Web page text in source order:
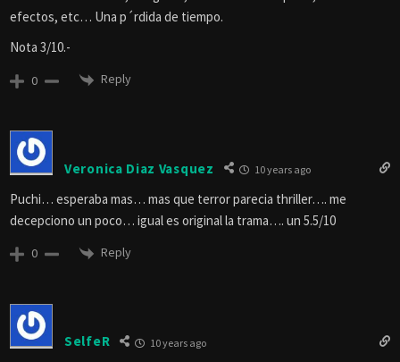
efectos, etc… Una p´rdida de tiempo.
Nota 3/10.-
0 Reply
Veronica Diaz Vasquez 10 years ago
Puchi… esperaba mas… mas que terror parecia thriller…. me
decepciono un poco… igual es original la trama…. un 5.5/10
0 Reply
SelfeR 10 years ago